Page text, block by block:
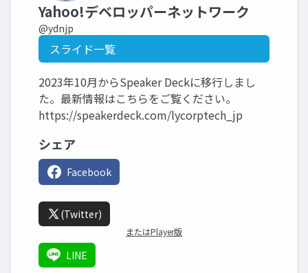
Yahoo!デベロッパーネットワーク
@ydnjp
スライド一覧
2023年10月からSpeaker Deckに移行しまし
た。最新情報はこちらをご覧ください。
https://speakerdeck.com/lycorptech_jp
シェア
Facebook
(Twitter)
またはPlayer版
LINE